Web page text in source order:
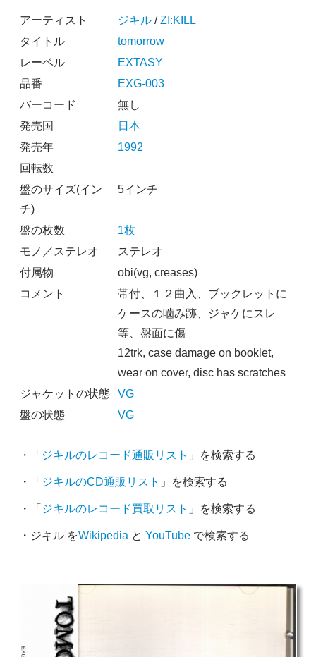
アーティスト ジキル/ZI:KILL
タイトル
tomorrow
レーベル
EXTASY
品番
EXG-003
バーコード
無し
発売国
日本
発売年
1992
回転数
盤のサイズ(イン
チ)
5インチ
盤の枚数
1枚
モノ／ステレオ
ステレオ
付属物
obi(vg, creases)
コメント
帯付、１２曲入、ブックレットに
ケースの噛み跡、ジャケにスレ
等、盤面に傷
12trk, case damage on booklet,
wear on cover, disc has scratches
ジャケットの状態
VG
盤の状態
VG
・「 ジキルのレコード通販リスト 」を検索する
・「 ジキルのCD通販リスト 」を検索する
・「 ジキルのレコード買取リスト 」を検索する
・ジキル をWikipedia と YouTubeで検索する